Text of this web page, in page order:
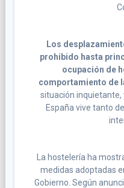
Los
prohibido hasta
ocupación de
comportamiento de
situación inquietante,
España vive tanto
La hostelería ha
medidas adoptadas
Gobierno. Según